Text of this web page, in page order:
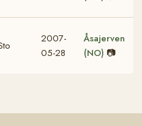
2007-
05-28
Åsajerven
(NO) 📷